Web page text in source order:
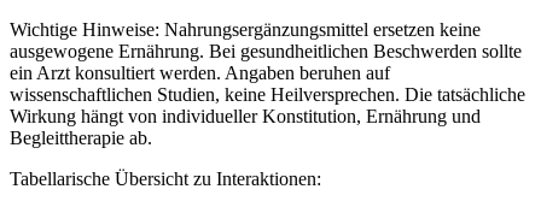
Wichtige Hinweise: Nahrungsergänzungsmittel ersetzen keine
ausgewogene Ernährung. Bei gesundheitlichen Beschwerden sollte
ein Arzt konsultiert werden. Angaben beruhen auf
wissenschaftlichen Studien, keine Heilversprechen. Die tatsächliche
Wirkung hängt von individueller Konstitution, Ernährung und
Begleittherapie ab.
Tabellarische Übersicht zu Interaktionen: